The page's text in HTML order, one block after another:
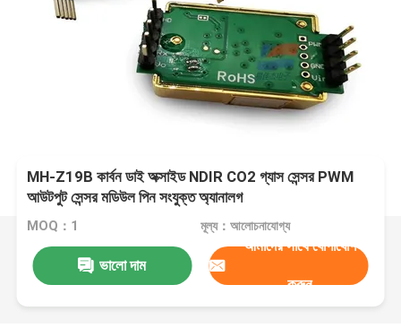
MH-Z19B কার্বন ডাই অক্সাইড NDIR CO2 গ্যাস সেন্সর PWM
আউটপুট সেন্সর মডিউল পিন সংযুক্ত অ্যানালগ
MOQ：1 মূল্য：আলোচনাযোগ্য
ভালো দাম
আমাদের সাথে যোগাযোগ
করুন